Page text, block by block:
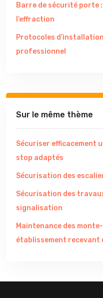
Barre de sécurité porte
l’effraction
Protocoles
professionnel
Sur le même thème
Sécuriser efficacement
stop adaptés
Sécurisation des
Sécurisation des
signalisation
Maintenance des
établissement recevant